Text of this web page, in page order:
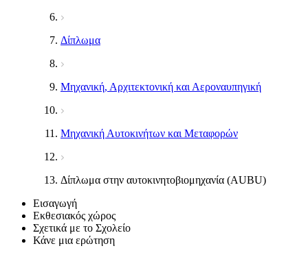
Δίπλωμα
Μηχανική, Αρχιτεκτονική και Αεροναυπηγική
Μηχανική Αυτοκινήτων και Μεταφορών
Δίπλωμα στην αυτοκινητοβιομηχανία (AUBU)
Εισαγωγή
Εκθεσιακός χώρος
Σχετικά με το Σχολείο
Κάνε μια ερώτηση